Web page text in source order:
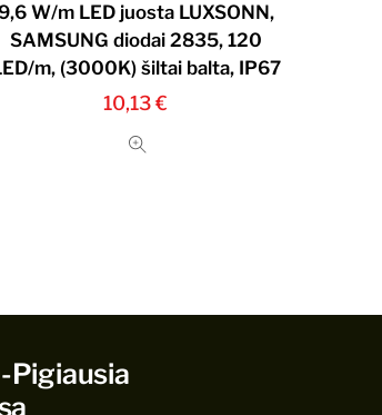
W/m LED juosta LUXSONN,
SAMSUNG diodai 2835, 120
m, (3000K) šiltai balta, IP67
10,13€
Pigiausia